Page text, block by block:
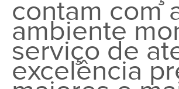
contam com
ambiente
serviço de
excelência